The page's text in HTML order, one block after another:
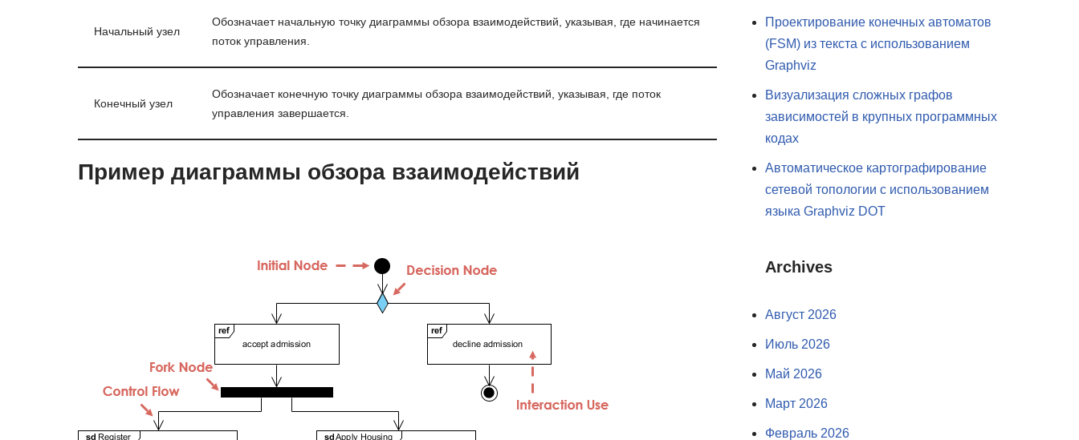
Начальный узел
Обозначает начальную точку диаграммы обзора взаимодействий, указывая, где начинается
поток управления.
Конечный узел
Обозначает конечную точку диаграммы обзора взаимодействий, указывая, где поток
управления завершается.
Пример диаграммы обзора взаимодействий
Проектирование конечных автоматов
(FSM) из текста с использованием
Graphviz
Визуализация сложных графов
зависимостей в крупных программных
кодах
Автоматическое картографирование
сетевой топологии с использованием
языка Graphviz DOT
Archives
Август 2026
Июль 2026
Май 2026
Март 2026
Февраль 2026